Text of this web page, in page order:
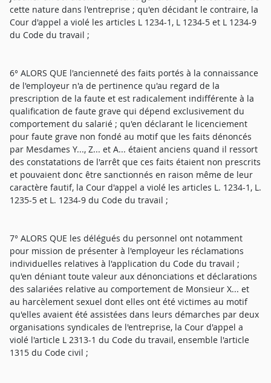
cette nature dans l'entreprise ; qu'en décidant le contraire, la
Cour d'appel a violé les articles L 1234-1, L 1234-5 et L 1234-9
du Code du travail ;
6° ALORS QUE l'ancienneté des faits portés à la connaissance
de l'employeur n'a de pertinence qu'au regard de la
prescription de la faute et est radicalement indifférente à la
qualification de faute grave qui dépend exclusivement du
comportement du salarié ; qu'en déclarant le licenciement
pour faute grave non fondé au motif que les faits dénoncés
par Mesdames Y..., Z... et A... étaient anciens quand il ressort
des constatations de l'arrêt que ces faits étaient non prescrits
et pouvaient donc être sanctionnés en raison même de leur
caractère fautif, la Cour d'appel a violé les articles L. 1234-1, L.
1235-5 et L. 1234-9 du Code du travail ;
7° ALORS QUE les délégués du personnel ont notamment
pour mission de présenter à l'employeur les réclamations
individuelles relatives à l'application du Code du travail ;
qu'en déniant toute valeur aux dénonciations et déclarations
des salariées relative au comportement de Monsieur X... et
au harcèlement sexuel dont elles ont été victimes au motif
qu'elles avaient été assistées dans leurs démarches par deux
organisations syndicales de l'entreprise, la Cour d'appel a
violé l'article L 2313-1 du Code du travail, ensemble l'article
1315 du Code civil ;